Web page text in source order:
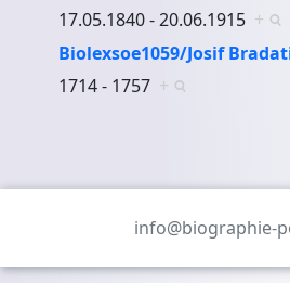
17.05.1840 - 20.06.1915 +
Biolexsoe1059/Josif
1714 - 1757 +
info@biographie-